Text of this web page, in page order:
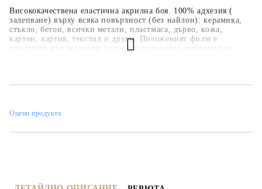
Висококачествена еластична акрилна боя. 100% адхезия (
залепване) върху всяка повърхност (без найлон): керамика,
стъкло, бетон, всички метали, пластмаса, дърво, кожа,
картон, хартия, текстил и други. Положеният филм е
еластичен във всякакви посоки и позволява движение на
изсъхване остава матов; за постигане на гланц върху боята
Оцени продукта